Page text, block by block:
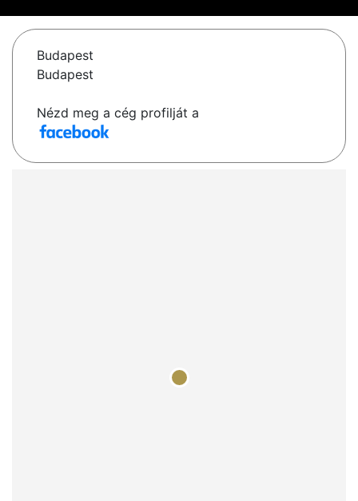
Budapest
Budapest
Nézd meg a cég profilját a